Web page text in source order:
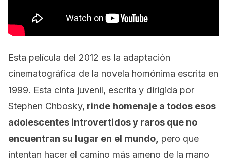
Esta película del 2012 es la adaptación
cinematográfica de la novela homónima escrita en
1999. Esta cinta juvenil, escrita y dirigida por
Stephen Chbosky, rinde homenaje a todos esos
adolescentes introvertidos y raros que no
encuentran su lugar en el mundo, pero que
intentan hacer el camino más ameno de la mano